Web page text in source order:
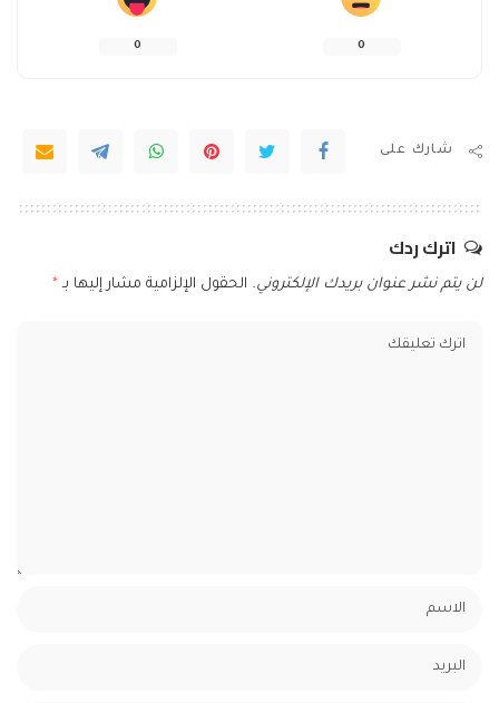
0
0
شارك على
اترك ردك
لن يتم نشر عنوان بريدك الإلكتروني. الحقول الإلزامية مشار إليها بـ *